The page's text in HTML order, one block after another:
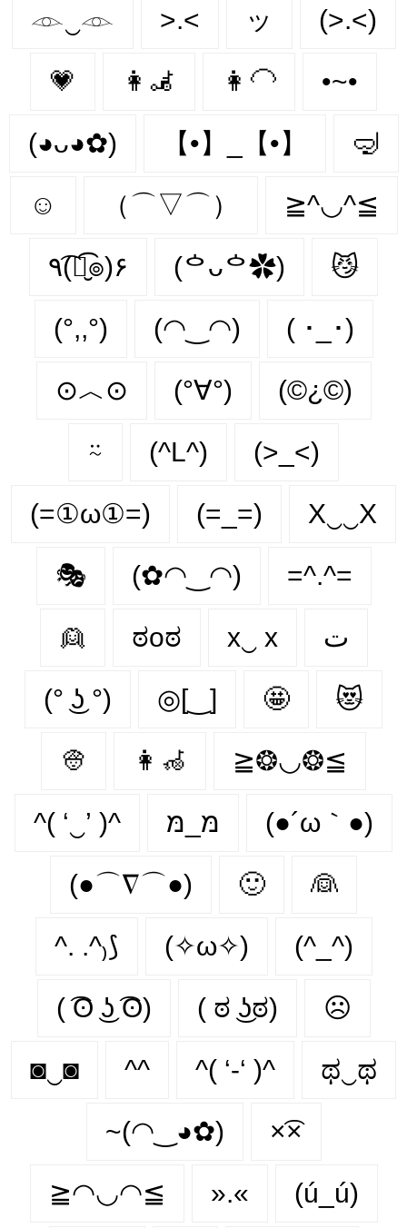
𓁹‿𓁹 >.< ッ (>.<)
💗 👩‍🦼‍ 👩‍🦲 •~•
(◕ᴗ◕✿) 【•】_【•】 🤿
☺️ （⌒▽⌒） ≧^◡^≦
٩(͡๏̮͡๏)۶ (ᅌᴗᅌ✿) 😼
(°,,°) (◠‿◠) ( ･_･)
⊙︿⊙ (°∀°) (©¿©)
⍨ (^L^) (>_<)
(=①ω①=) (=_=) X‿‿X
🎭 (✿◠‿◠) =^.^=
👱 ಠoಠ x‿ х ت
(° ͜ʖ °) ◎[‿] 🤩 😻
👳 👩‍🦽‍ ≧❂◡❂≦
^( ‘‿’ )^ מּ_מּ (●´ω｀●)
(●⌒∇⌒●) 🙂‍ 👰‍
^. .^₎⟆ (✧ω✧) (^_^)
( ͡ʘ ͜ʖ ͡ʘ) ( ಠ ͜ʖಠ) ☹️
◙‿◙ ^^ ^( ‘-‘ )^ ಥ‿ಥ
~(◠‿◕✿) ×͡×
≧◠◡◠≦ ».« (ú_ú)